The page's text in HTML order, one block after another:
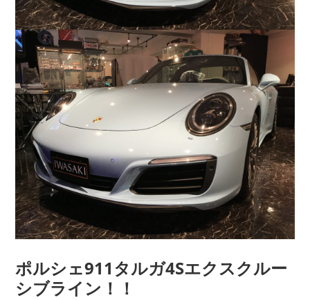
ポルシェ911タルガ4Sエクスクルー
シブライン！！